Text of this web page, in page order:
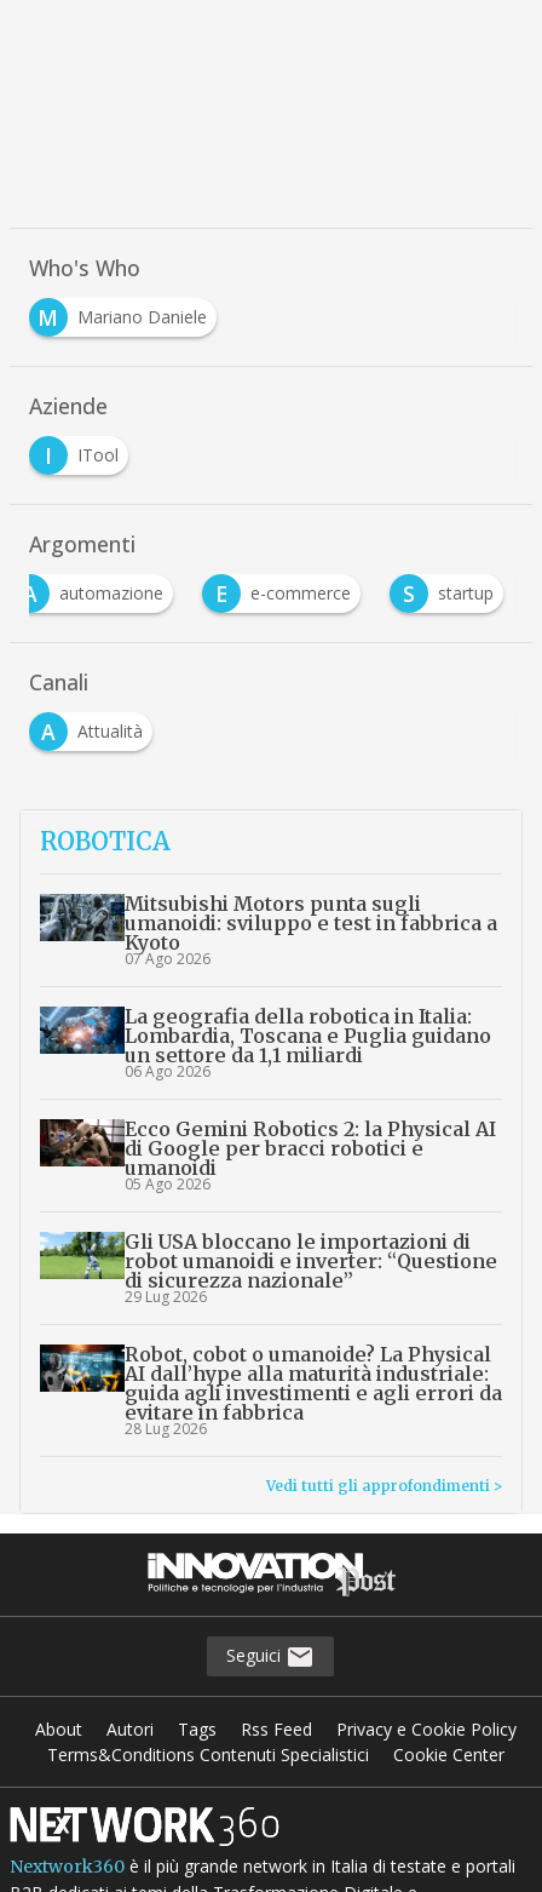
Who's Who
M
Mariano Daniele
Aziende
I
ITool
Argomenti
A
automazione E e-commerce S startup
Canali
A
Attualità
ROBOTICA
Mitsubishi Motors punta sugli
umanoidi: sviluppo e test in fabbrica a
Kyoto
07 Ago 2026
La geografia della robotica in Italia:
Lombardia, Toscana e Puglia guidano
un settore da 1,1 miliardi
06 Ago 2026
Ecco Gemini Robotics 2: la Physical AI
di Google per bracci robotici e
umanoidi
05 Ago 2026
Gli USA bloccano le importazioni di
robot umanoidi e inverter: “Questione
di sicurezza nazionale”
29 Lug 2026
Robot, cobot o umanoide? La Physical
AI dall’hype alla maturità industriale:
guida agli investimenti e agli errori da
evitare in fabbrica
28 Lug 2026
Vedi tutti gli approfondimenti >
Seguici
About Autori Tags Rss Feed
Privacy e Cookie Policy
Terms&Conditions Contenuti Specialistici
Cookie Center
Nextwork360è il più grande network in Italia di testate e portali